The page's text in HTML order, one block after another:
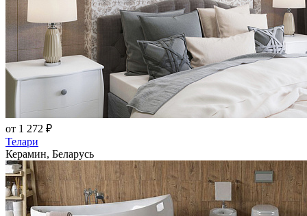
от 1 272 ₽
Телари
Керамин, Беларусь